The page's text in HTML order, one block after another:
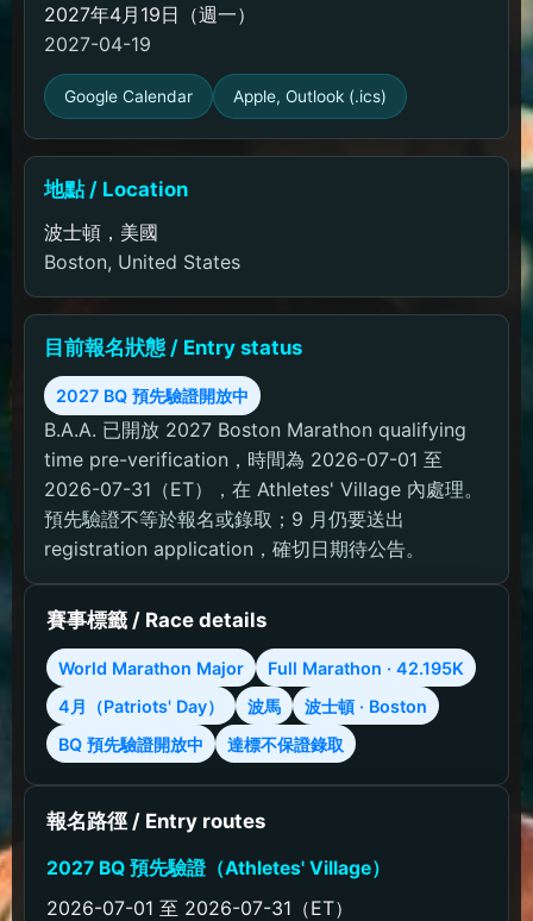
2027年4月19日（週一）
2027-04-19
Google Calendar Apple, Outlook (.ics)
地點 / Location
波士頓，美國
Boston, United States
目前報名狀態 / Entry status
2027 BQ 預先驗證開放中
B.A.A. 已開放 2027 Boston Marathon qualifying
time pre-verification，時間為 2026-07-01 至
2026-07-31（ET），在 Athletes' Village 內處理。
預先驗證不等於報名或錄取；9 月仍要送出
registration application，確切日期待公告。
賽事標籤 / Race details
World Marathon Major
Full Marathon · 42.195K
4月（Patriots' Day）
波馬
波士頓 · Boston
BQ 預先驗證開放中
達標不保證錄取
報名路徑 / Entry routes
2027 BQ 預先驗證（Athletes' Village）
2026-07-01 至 2026-07-31（ET）